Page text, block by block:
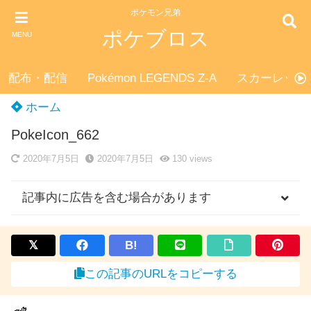
MENU
ポケモン兄弟
ポケブロス
配布・配信 Pokémon LEGENDS Z-A スカーレッ
ホーム
PokeIcon_662
2020年7月5日 2020年7月5日 130views
記事内に広告を含む場合があります
B!
この記事のURLをコピーする